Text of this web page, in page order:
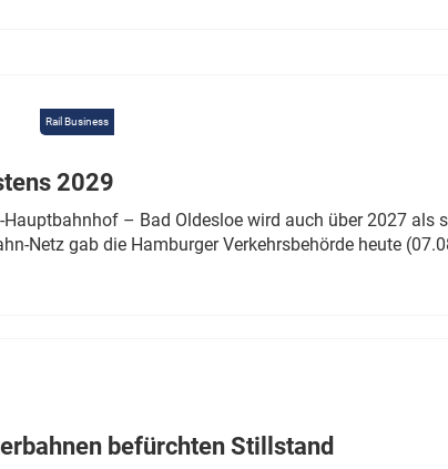
Rail Business
2029
– Bad Oldesloe wird auch über 2027 als
Netz gab die Hamburger Verkehrsbehörde heute
befürchten Stillstand